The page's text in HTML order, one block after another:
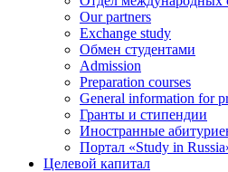
Our partners
Exchange study
Обмен студентами
Admission
Preparation courses
General information for
Гранты и стипендии
Иностранные
Портал «Study in
Целевой капитал